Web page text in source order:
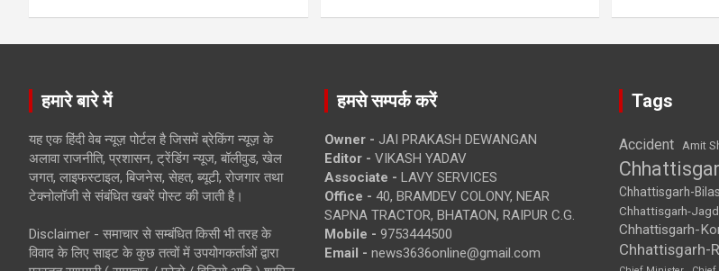
हमारे बारे में
यह एक हिंदी वेब न्यूज़ पोर्टल है जिसमें ब्रेकिंग न्यूज़ के
अलावा राजनीति, प्रशासन, ट्रेंडिंग न्यूज, बॉलीवुड, खेल
जगत, लाइफस्टाइल, बिजनेस, सेहत, ब्यूटी, रोजगार तथा
टेक्नोलॉजी से संबंधित खबरें पोस्ट की जाती है।
Disclaimer - समाचार से सम्बंधित किसी भी तरह के
विवाद के लिए साइट के कुछ तत्वों में उपयोगकर्ताओं द्वारा
हमसे सम्पर्क करें
Owner - JAI PRAKASH DEWANGAN
Editor - VIKASH YADAV
Associate - LAVY SERVICES
Office - 40, BRAMDEV COLONY, NEAR
SAPNA TRACTOR, BHATAON, RAIPUR C.G.
Mobile - 9753444500
Email - news3636online@gmail.com
Tags
Accident Amit
Chhattisgarh-
Chhattisgarh-
Chhattisgarh-
Chhattisgarh-